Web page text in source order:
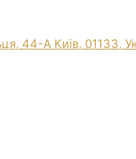
44-А Київ, 01133,